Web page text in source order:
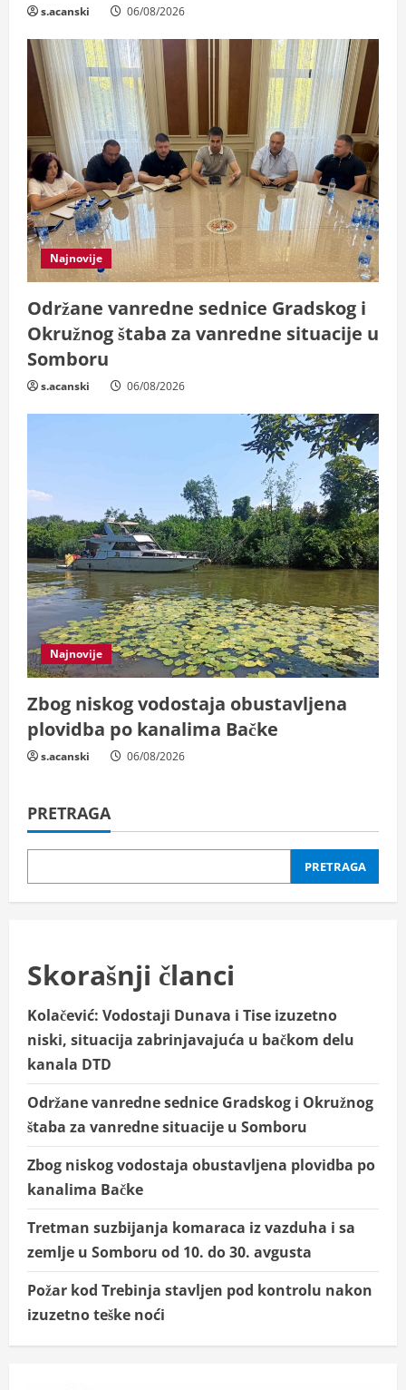
s.acanski 06/08/2026
Najnovije
Održane vanredne sednice Gradskog i
Okružnog štaba za vanredne situacije u
Somboru
s.acanski 06/08/2026
Najnovije
Zbog niskog vodostaja obustavljena
plovidba po kanalima Bačke
s.acanski 06/08/2026
PRETRAGA
PRETRAGA
Skorašnji članci
Kolačević: Vodostaji Dunava i Tise izuzetno
niski, situacija zabrinjavajuća u bačkom delu
kanala DTD
Održane vanredne sednice Gradskog i Okružnog
štaba za vanredne situacije u Somboru
Zbog niskog vodostaja obustavljena plovidba po
kanalima Bačke
Tretman suzbijanja komaraca iz vazduha i sa
zemlje u Somboru od 10. do 30. avgusta
Požar kod Trebinja stavljen pod kontrolu nakon
izuzetno teške noći